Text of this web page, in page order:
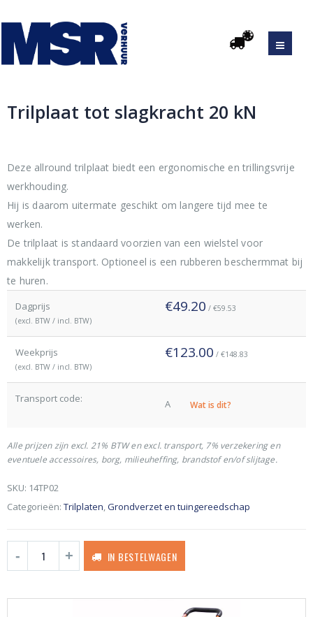
Trilplaat tot slagkracht 20 kN
was:
€123.00.
is:
€49.20.
Deze allround trilplaat biedt een ergonomische en trillingsvrije
werkhouding.
Hij is daarom uitermate geschikt om langere tijd mee te
werken.
De trilplaat is standaard voorzien van een wielstel voor
makkelijk transport. Optioneel is een rubberen beschermmat bij
te huren.
Dagprijs
(excl. BTW / incl. BTW)
€49.20 / €59.53
Weekprijs
(excl. BTW / incl. BTW)
€123.00 / €148.83
Transport code: A Wat is dit?
Alle prijzen zijn excl. 21% BTW en excl. transport, 7% verzekering en
eventuele accessoires, borg, milieuheffing, brandstof en/of slijtage.
SKU: 14TP02
Categorieën: Trilplaten Grondverzet en tuingereedschap
IN BESTELWAGEN